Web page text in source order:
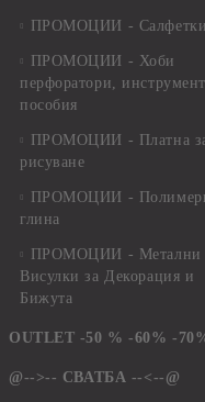
ПРОМОЦИИ - Салфетки
ПРОМОЦИИ - Хоби
перфоратори,
пособия
ПРОМОЦИИ - Платна
рисуване
ПРОМОЦИИ -
глина
ПРОМОЦИИ - Метални
Висулки за Декорация и
Бижута
OUTLET -50 % -60% -
@-->-- СВАТБА --<--@